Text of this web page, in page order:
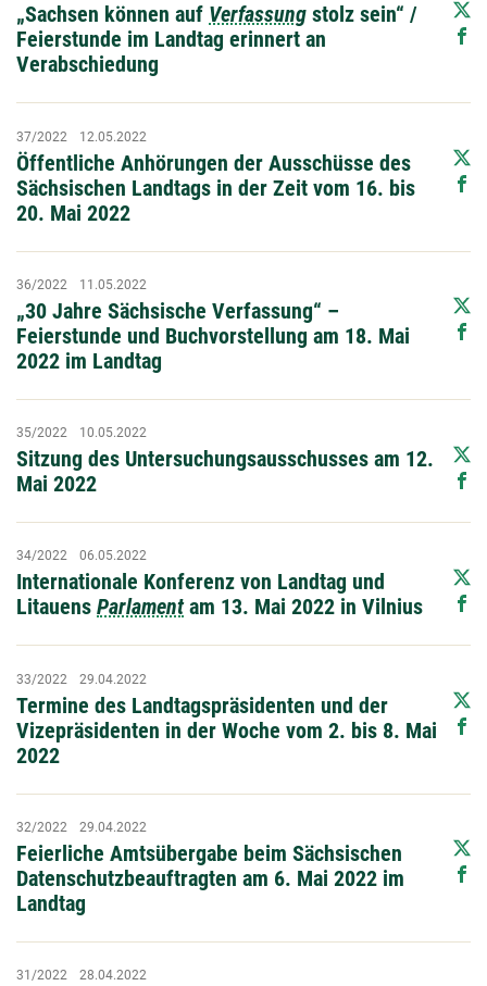
„Sachsen können auf Verfassung stolz sein“ /
Feierstunde im Landtag erinnert an
Verabschiedung
Öffentliche Anhörungen der Ausschüsse des
Sächsischen Landtags in der Zeit vom 16. bis
20. Mai 2022
37/2022 12.05.2022
„30 Jahre Sächsische Verfassung“ –
Feierstunde und Buchvorstellung am 18. Mai
2022 im Landtag
36/2022 11.05.2022
Sitzung des Untersuchungsausschusses am 12.
Mai 2022
35/2022 10.05.2022
Internationale Konferenz von Landtag und
Litauens Parlamentam 13. Mai 2022 in Vilnius
34/2022 06.05.2022
Termine des Landtagspräsidenten und der
Vizepräsidenten in der Woche vom 2. bis 8. Mai
2022
33/2022 29.04.2022
Feierliche Amtsübergabe beim Sächsischen
Datenschutzbeauftragten am 6. Mai 2022 im
Landtag
32/2022 29.04.2022
31/2022 28.04.2022